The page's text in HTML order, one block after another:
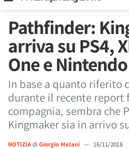
Pathfinder:
arriva su PS4,
One e
In base a quanto riferito
durante il recente report
compagnia, sembra che
Kingmaker sia in arrivo
NOTIZIAdi Giorgio Melani — 16/11/2018